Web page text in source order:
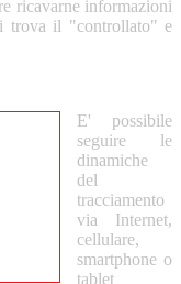
ricavarne informazioni
trova il "controllato" e
E' possibile
seguire le
dinamiche
del
tracciamento
via Internet,
cellulare,
smartphone o
tablet